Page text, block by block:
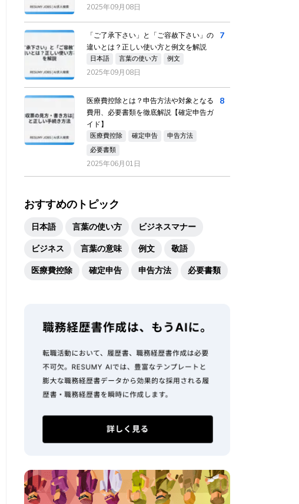
2025年09月08日
「ご了承下さい」と「ご容赦下さい」の
違いとは？正しい使い方と例文を解説
日本語 言葉の使い方 例文
2025年09月08日
7
医療費控除とは？申告方法や対象となる
費用、必要書類を徹底解説【確定申告ガ
イド】
医療費控除 確定申告
申告方法
必要書類
2025年06月01日
8
おすすめのトピック
日本語 言葉の使い方
ビジネスマナー
ビジネス
言葉の意味 例文
敬語
医療費控除
確定申告 申告方法 必要書類